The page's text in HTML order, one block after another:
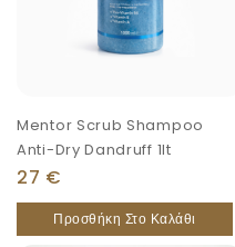
Mentor Scrub Shampoo
Anti-Dry Dandruff 1lt
27 €
Προσθήκη Στο Καλάθι